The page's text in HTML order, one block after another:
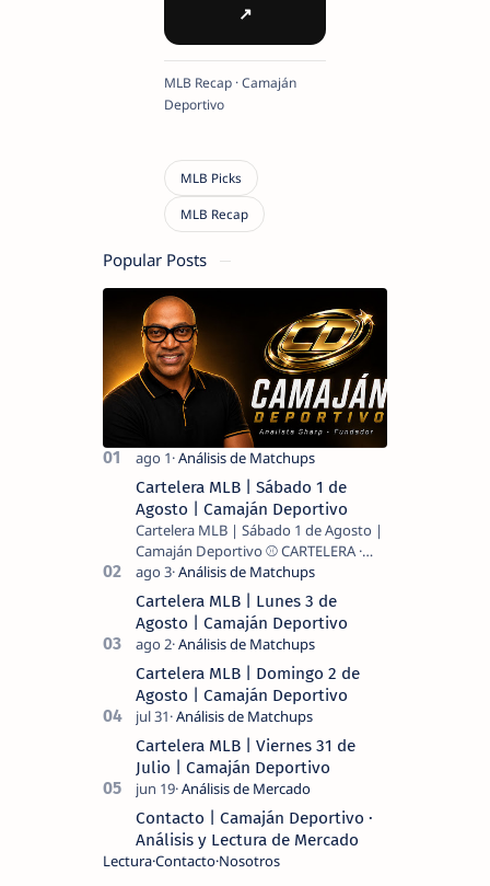
↗
MLB Recap · Camaján
Deportivo
Popular Posts
Cartelera MLB | Sábado 1 de
Agosto | Camaján Deportivo
Cartelera MLB | Sábado 1 de Agosto |
Camaján Deportivo ⚾ CARTELERA ·
Cartelera MLB | Lunes 3 de
Agosto | Camaján Deportivo
Cartelera MLB | Domingo 2 de
Agosto | Camaján Deportivo
Cartelera MLB | Viernes 31 de
Julio | Camaján Deportivo
Contacto | Camaján Deportivo ·
Análisis y Lectura de Mercado
LecturaContacto Nosotros